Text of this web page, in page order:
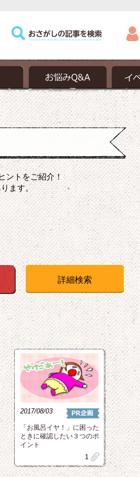
ントをご紹介！
ます。
詳細検索
2017/08/03
「お風呂イヤ！」に困った
ときに確認したい３つのポ
イント
clip
1